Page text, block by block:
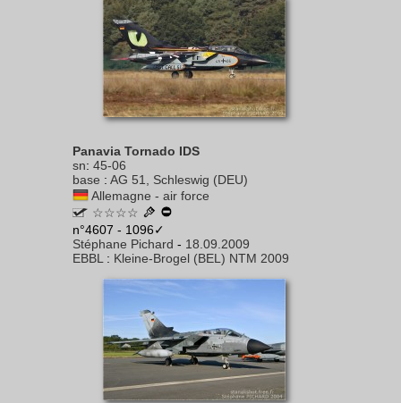
Panavia Tornado IDS
sn: 45-06
base : AG 51, Schleswig (DEU)
Allemagne - air force
☆☆☆☆
n°4607 - 1096✓
Stéphane Pichard - 18.09.2009
EBBL : Kleine-Brogel (BEL) NTM 2009